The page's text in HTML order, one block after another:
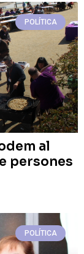
POLÍTICA
al
persones
POLÍTICA